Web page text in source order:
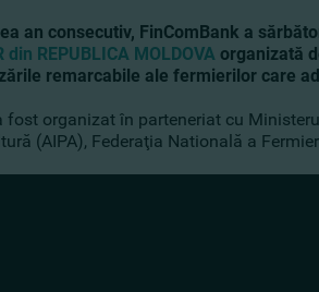
an consecutiv, FinComBank a
din REPUBLICA MOLDOVA organizată
remarcabile ale fermierilor care
fost organizat în parteneriat cu
(AIPA), Federaţia Natională a